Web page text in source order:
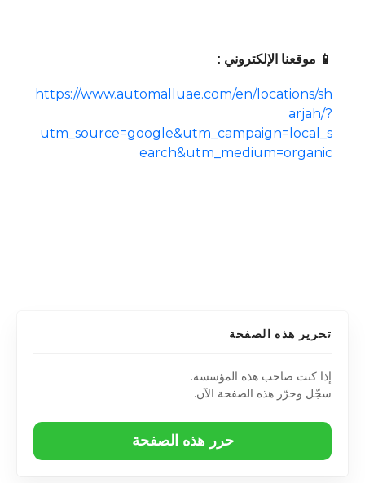
📱 موقعنا الإلكتروني :
https://www.automalluae.com/en/locations/sh
arjah/?
utm_source=google&utm_campaign=local_s
earch&utm_medium=organic
تحرير هذه الصفحة
إذا كنت صاحب هذه المؤسسة.
سجّل وحرّر هذه الصفحة الآن.
حرر هذه الصفحة